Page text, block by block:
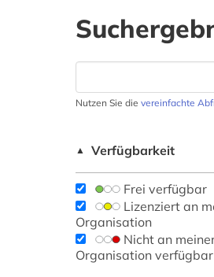
Nutzen Sie die vereinfachte
▲ Verfügbarkeit
Frei verfügbar
Lizenziert an
Organisation
Nicht an
Organisation verfügbar